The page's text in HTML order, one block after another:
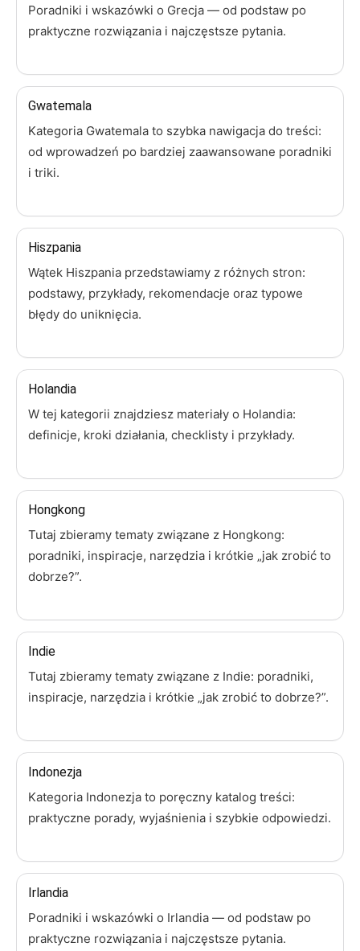
Poradniki i wskazówki o Grecja — od podstaw po
praktyczne rozwiązania i najczęstsze pytania.
Gwatemala
Kategoria Gwatemala to szybka nawigacja do treści:
od wprowadzeń po bardziej zaawansowane poradniki
i triki.
Hiszpania
Wątek Hiszpania przedstawiamy z różnych stron:
podstawy, przykłady, rekomendacje oraz typowe
błędy do uniknięcia.
Holandia
W tej kategorii znajdziesz materiały o Holandia:
definicje, kroki działania, checklisty i przykłady.
Hongkong
Tutaj zbieramy tematy związane z Hongkong:
poradniki, inspiracje, narzędzia i krótkie „jak zrobić to
dobrze?”.
Indie
Tutaj zbieramy tematy związane z Indie: poradniki,
inspiracje, narzędzia i krótkie „jak zrobić to dobrze?”.
Indonezja
Kategoria Indonezja to poręczny katalog treści:
praktyczne porady, wyjaśnienia i szybkie odpowiedzi.
Irlandia
Poradniki i wskazówki o Irlandia — od podstaw po
praktyczne rozwiązania i najczęstsze pytania.